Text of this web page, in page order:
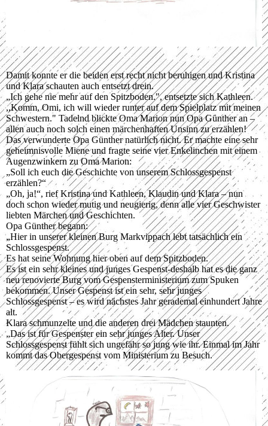
Damit konnte er die beiden erst recht nicht beruhigen und Kristina
und Klara schauten auch entsetzt drein.
„Ich gehe nie mehr auf den Spitzboden.", entsetzte sich Kathleen.
,,Komm, Omi, ich will wieder runter auf dem Spielplatz mit meinen
Schwestern." Tadelnd blickte Oma Marion nun Opa Günther an –
allen auch noch solch einen märchenhaften Unsinn zu erzählen!
Das verwunderte Opa Günther natürlich nicht. Er machte eine sehr
geheimnisvolle Miene und fragte seine vier Enkelinchen mit einem
Augenzwinkern zu Oma Marion:
„Soll ich euch die Geschichte von unserem Schlossgespenst
erzählen?“
„Oh, ja!“, rief Kristina und Kathleen, Klaudin und Klara – nun
doch schon wieder mutig und neugierig, denn alle vier Geschwister
liebten Märchen und Geschichten.
Opa Günther begann:
„Hier in unserer kleinen Burg Markvippach lebt tatsächlich ein
Schlossgespenst.
Es hat seine Wohnung hier oben auf dem Spitzboden.
Es ist ein sehr kleines und junges Gespenst-deshalb hat es die ganz
neu renovierte Burg vom Gespensterministerium zum Spuken
bekommen. Unser Gespenst ist ein sehr, sehr junges
Schlossgespenst – es wird nächstes Jahr gerademal einhundert Jahre
alt.
Klara schmunzelte und die anderen drei Mädchen staunten.
„Das ist für Gespenster ein sehr junges Alter. Unser
Schlossgespenst fühlt sich ungefähr so jung wie ihr. Einmal im Jahr
kommt das Obergespenst vom Ministerium zu Besuch.